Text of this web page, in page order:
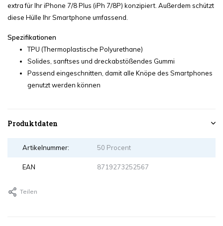
extra für Ihr iPhone 7/8 Plus (iPh 7/8P) konzipiert. Außerdem schützt
diese Hülle Ihr Smartphone umfassend.
Spezifikationen
TPU (Thermoplastische Polyurethane)
Solides, sanftses und dreckabstößendes Gummi
Passend eingeschnitten, damit alle Knöpe des Smartphones
genutzt werden können
Produktdaten
Artikelnummer: 50 Procent
EAN 8719273252567
Teilen